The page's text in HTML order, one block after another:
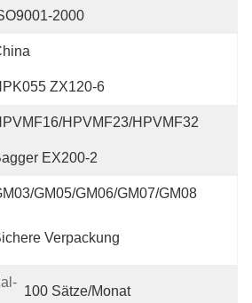
2000
ZX120-6
HPVMF23/HPVMF32
EX200-2
GM05/GM06/GM07/GM08
Verpackung
100 Sätze/Monat